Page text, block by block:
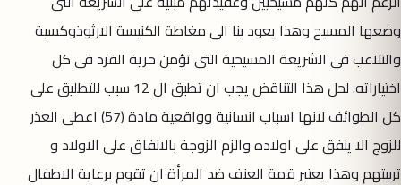
وضعها المسيح وهذا يعود بنا الى مغاطة الكنيسة الارثوذوكسية
والتلاعب فى الشريعة المسيحية التى تؤمن حرية الفرد فى كل
اختياراته. لحل هذا التناقض يجب ان تطبق ال 12 سبب للتطليق على
كل الطوائف لانها اسباب انسانية وواقعية مادة (57) اعطى العذر
للزوج الا ينفق على اولاده والزم الزوجة بالانفاق على الاولاد و
تربيتهم وهذا يعتبر قمة العنف ضد المرأة ان تقوم برعاية الاطفال